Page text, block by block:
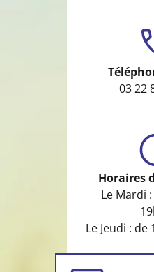
03 22
Horaires
Le Mardi
Le Jeudi : de